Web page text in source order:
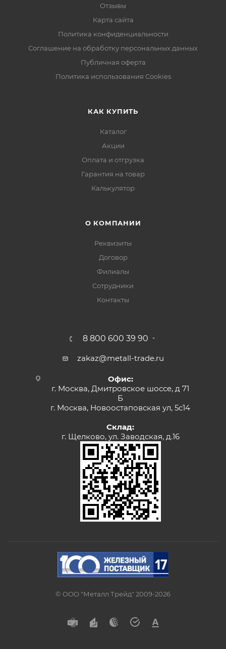
Отзывы
Карта сайта
Политика конфиденциальности
Соглашение на обработку персональных данных
Публичная оферта
Политика использования Cookies
КАК КУПИТЬ
Каталог
Акции
Оплата и отгрузка
Гарантия на товар
Калькулятор
О КОМПАНИИ
Реквизиты
Договор
Филиалы
Сотрудники
Контакты
8 800 600 39 90
zakaz@metall-trade.ru
Офис:
г. Москва, Дмитровское шоссе, д 71
Б
г. Москва, Новоостаповская ул, 5с14
Склад:
г. Щелково, ул. Заводская, д.16
© ООО "Металл Трейд" 2009-2026